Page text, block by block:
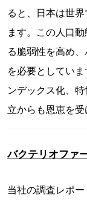
ると、日本は世
ます。この人口
る脆弱性を高め
を必要としてい
ンデックス化、
立からも恩恵を受
バクテリオファ
当社の調査レポ